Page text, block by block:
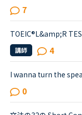
7
講師 4
0